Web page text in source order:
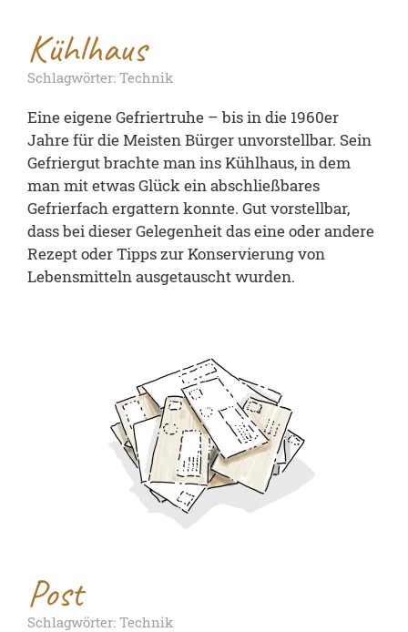
Kühlhaus
Schlagwörter: Technik
Eine eigene Gefriertruhe – bis in die 1960er
Jahre für die Meisten Bürger unvorstellbar. Sein
Gefriergut brachte man ins Kühlhaus, in dem
man mit etwas Glück ein abschließbares
Gefrierfach ergattern konnte. Gut vorstellbar,
dass bei dieser Gelegenheit das eine oder andere
Rezept oder Tipps zur Konservierung von
Lebensmitteln ausgetauscht wurden.
Post
Schlagwörter: Technik